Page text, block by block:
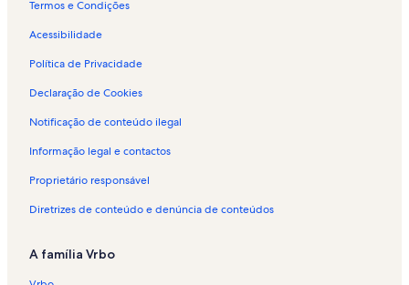
Termos e Condições
Acessibilidade
Política de Privacidade
Declaração de Cookies
Notificação de conteúdo ilegal
Informação legal e contactos
Proprietário responsável
Diretrizes de conteúdo e denúncia de conteúdos
A família Vrbo